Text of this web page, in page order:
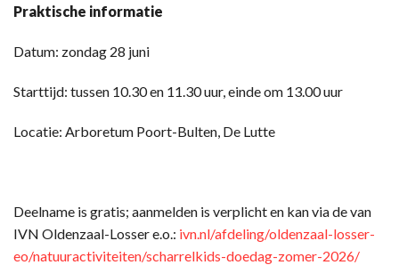
Praktische informatie
Datum: zondag 28 juni
Starttijd: tussen 10.30 en 11.30 uur, einde om 13.00 uur
Locatie: Arboretum Poort-Bulten, De Lutte
Deelname is gratis; aanmelden is verplicht en kan via de van
IVN Oldenzaal-Losser e.o.: ivn.nl/afdeling/oldenzaal-losser-
eo/natuuractiviteiten/scharrelkids-doedag-zomer-2026/